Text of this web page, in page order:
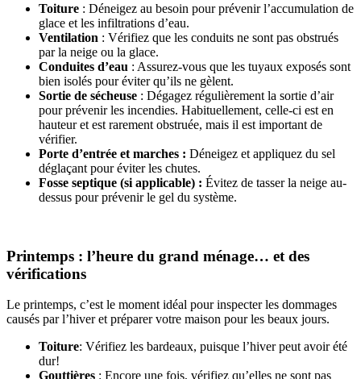
Toiture : Déneigez au besoin pour prévenir l’accumulation de
glace et les infiltrations d’eau.
Ventilation : Vérifiez que les conduits ne sont pas obstrués
par la neige ou la glace.
Conduites d’eau : Assurez-vous que les tuyaux exposés sont
bien isolés pour éviter qu’ils ne gèlent.
Sortie de sécheuse : Dégagez régulièrement la sortie d’air
pour prévenir les incendies. Habituellement, celle-ci est en
hauteur et est rarement obstruée, mais il est important de
vérifier.
Porte d’entrée et marches : Déneigez et appliquez du sel
déglaçant pour éviter les chutes.
Fosse septique (si applicable) : Évitez de tasser la neige au-
dessus pour prévenir le gel du système.
Printemps : l’heure du grand ménage… et des
vérifications
Le printemps, c’est le moment idéal pour inspecter les dommages
causés par l’hiver et préparer votre maison pour les beaux jours.
Toiture: Vérifiez les bardeaux, puisque l’hiver peut avoir été
dur!
Gouttières : Encore une fois, vérifiez qu’elles ne sont pas